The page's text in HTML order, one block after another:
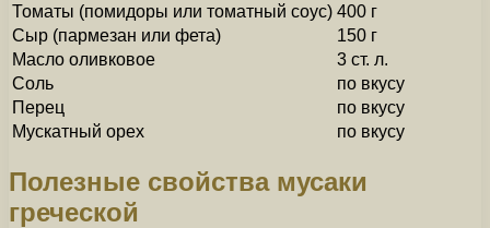
Томаты (помидоры или томатный соус) 400 г
Сыр (пармезан или фета)
150 г
Масло оливковое
3 ст. л.
Соль
по вкусу
Перец
по вкусу
Мускатный орех
по вкусу
Полезные свойства мусаки
греческой